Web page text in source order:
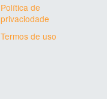
Política de
privaciodade
Termos de uso